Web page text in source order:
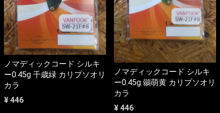
ノマディックコード シルキ
ー0.45g 千歳緑 カリプソオリ
カラ
¥ 446
ノマディックコード シルキ
ー0.45g 鶸萌黄 カリプソオリ
カラ
¥ 446